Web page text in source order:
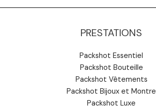
PRESTATIONS
Packshot Essentiel
Packshot Bouteille
Packshot Vêtements
Packshot Bijoux et Montre
Packshot Luxe